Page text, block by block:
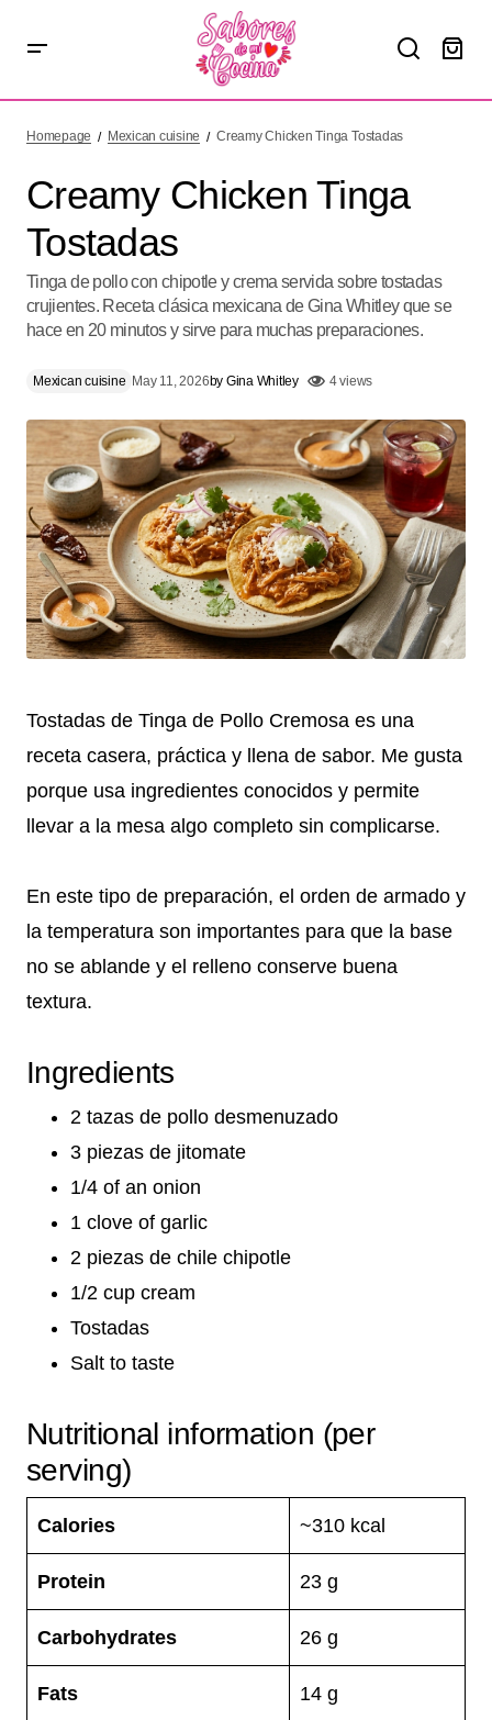
Homepage Mexican cuisine Creamy Chicken Tinga Tostadas
Creamy Chicken Tinga
Tostadas
Tinga de pollo con chipotle y crema servida sobre tostadas
crujientes. Receta clásica mexicana de Gina Whitley que se
hace en 20 minutos y sirve para muchas preparaciones.
Mexican cuisine May 11, 2026by Gina Whitley 4 views
Tostadas de Tinga de Pollo Cremosa es una
receta casera, práctica y llena de sabor. Me gusta
porque usa ingredientes conocidos y permite
llevar a la mesa algo completo sin complicarse.
En este tipo de preparación, el orden de armado y
la temperatura son importantes para que la base
no se ablande y el relleno conserve buena
textura.
Ingredients
2 tazas de pollo desmenuzado
3 piezas de jitomate
1/4 of an onion
1 clove of garlic
2 piezas de chile chipotle
1/2 cup cream
Tostadas
Salt to taste
Nutritional information (per
serving)
Calories ~310 kcal
Protein 23 g
Carbohydrates 26 g
Fats 14 g